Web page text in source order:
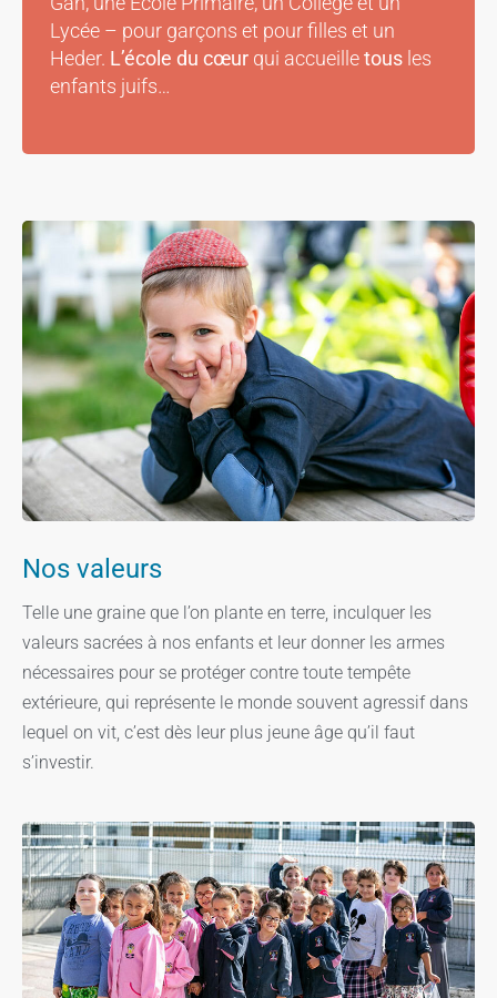
Lycée – pour garçons et pour filles et un
Heder. L’école du cœur qui accueilletous les
enfants juifs…
Nos valeurs
Telle une graine que l’on plante en terre, inculquer les
valeurs sacrées à nos enfants et leur donner les armes
nécessaires pour se protéger contre toute tempête
extérieure, qui représente le monde souvent agressif dans
lequel on vit, c’est dès leur plus jeune âge qu’il faut
s’investir.